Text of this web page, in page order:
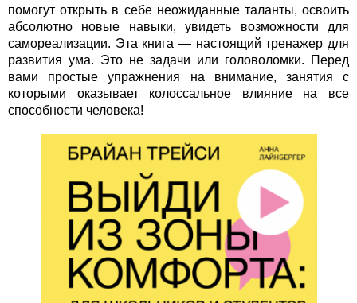
помогут открыть в себе неожиданные таланты, освоить
абсолютно новые навыки, увидеть возможности для
самореализации. Эта книга — настоящий тренажер для
развития ума. Это не задачи или головоломки. Перед
вами простые упражнения на внимание, занятия с
которыми оказывает колоссальное влияние на все
способности человека!